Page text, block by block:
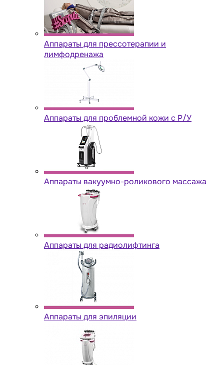
Аппараты для прессотерапии и
лимфодренажа
Аппараты для проблемной кожи с Р/У
Аппараты вакуумно-роликового массажа
Аппараты для радиолифтинга
Аппараты для эпиляции